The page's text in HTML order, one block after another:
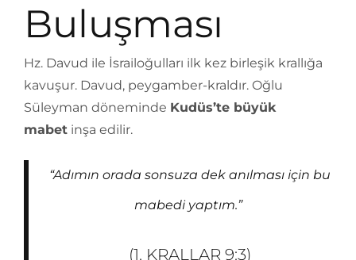
Buluşması
Hz. Davud ile İsrailoğulları ilk kez birleşik krallığa
kavuşur. Davud, peygamber-kraldır. Oğlu
Süleyman döneminde Kudüs’te büyük
mabet inşa edilir.
“Adımın orada sonsuza dek anılması için bu
mabedi yaptım.”
(1. KRALLAR 9:3)